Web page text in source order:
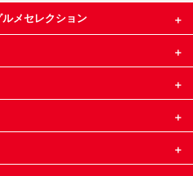
メセレクション